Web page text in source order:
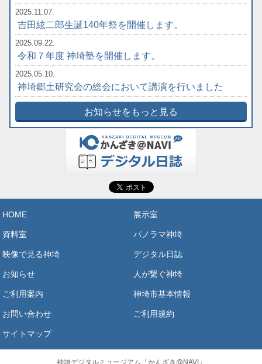
2025.11.07.
吉田絃二郎生誕140年祭を開催します。
2025.09.22.
令和７年度 神埼塾を開催します。
2025.05.10.
神埼郷土研究会の総会において講演を行いました
お知らせをもっと見る
HOME 展示室
資料室 パノラマ神埼
映像で見る神埼 デジタル日誌
お知らせ 人が繋ぐ神埼
ご利用案内 神埼市基本情報
お問い合わせ ご利用規約
サイトマップ
神埼デジタルミュージアム「かんざき@NAVI」